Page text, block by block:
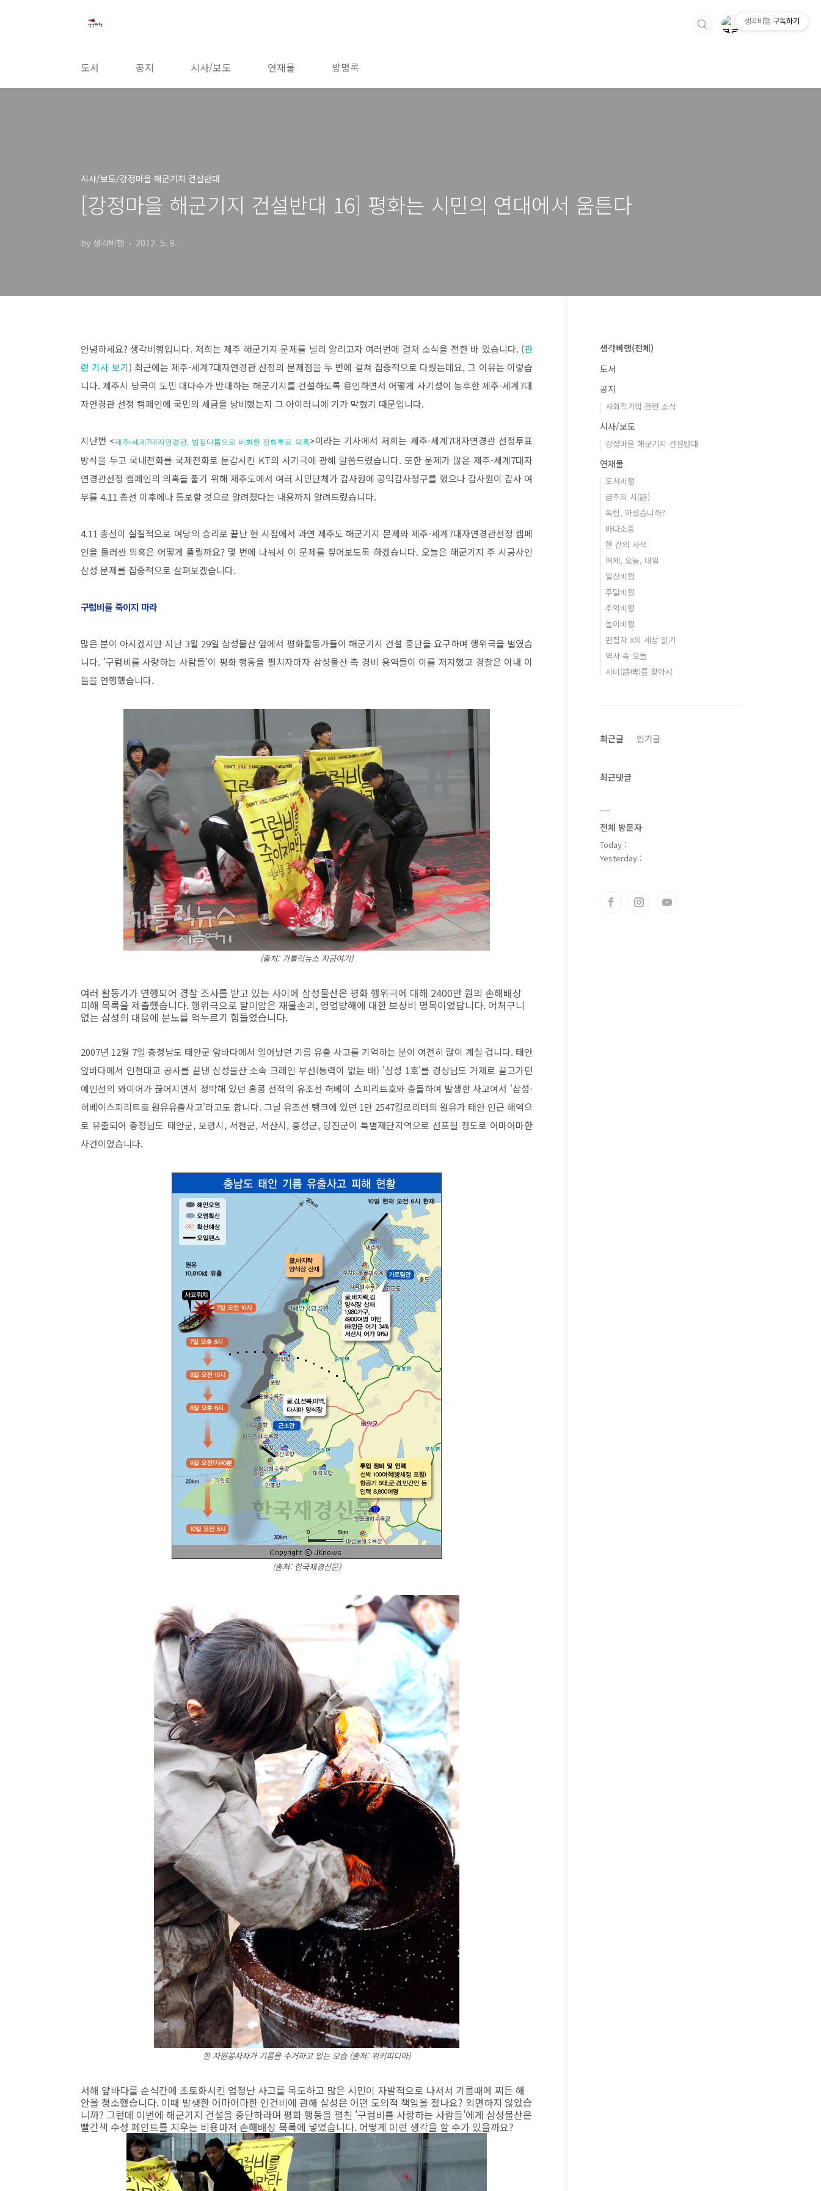
도서 공지 시사/보도 연재물 방명록
시사/보도/강정마을 해군기지 건설반대
[강정마을 해군기지 건설반대 16] 평화는 시민의 연대에서 움튼다
by 생각비행 2012. 5. 9.
안녕하세요? 생각비행입니다. 저희는 제주 해군기지 문제를 널리 알리고자 여러번에 걸쳐 소식을 전한 바 있습니다. (관
련 기사 보기) 최근에는 제주-세계7대자연경관 선정의 문제점을 두 번에 걸쳐 집중적으로 다뤘는데요, 그 이유는 이렇습
니다. 제주시 당국이 도민 대다수가 반대하는 해군기지를 건설하도록 용인하면서 어떻게 사기성이 농후한 제주-세계7대
자연경관 선정 캠페인에 국민의 세금을 낭비했는지 그 아이러니에 기가 막혔기 때문입니다.
지난번 <제주-세계7대자연경관, 법정다툼으로 비화한 전화투표 의혹>이라는 기사에서 저희는 제주-세계7대자연경관 선정투표
방식을 두고 국내전화를 국제전화로 둔갑시킨 KT의 사기극에 관해 말씀드렸습니다. 또한 문제가 많은 제주-세계7대자
연경관선정 캠페인의 의혹을 풀기 위해 제주도에서 여러 시민단체가 감사원에 공익감사청구를 했으나 감사원이 감사 여
부를 4.11 총선 이후에나 통보할 것으로 알려졌다는 내용까지 알려드렸습니다.
4.11 총선이 실질적으로 여당의 승리로 끝난 현 시점에서 과연 제주도 해군기지 문제와 제주-세계7대자연경관선정 캠페
인을 둘러싼 의혹은 어떻게 풀릴까요? 몇 번에 나눠서 이 문제를 짚어보도록 하겠습니다. 오늘은 해군기지 주 시공사인
삼성 문제를 집중적으로 살펴보겠습니다.
구럼비를 죽이지 마라
많은 분이 아시겠지만 지난 3월 29일 삼성물산 앞에서 평화활동가들이 해군기지 건설 중단을 요구하며 행위극을 벌였습
니다. '구럼비를 사랑하는 사람들'이 평화 행동을 펼치자마자 삼성물산 측 경비 용역들이 이를 저지했고 경찰은 이내 이
들을 연행했습니다.
(출처: 가톨릭뉴스 지금여기)
여러 활동가가 연행되어 경찰 조사를 받고 있는 사이에 삼성물산은 평화 행위극에 대해 2400만 원의 손해배상
피해 목록을 제출했습니다. 행위극으로 말미암은 재물손괴, 영업방해에 대한 보상비 명목이었답니다. 어처구니
없는 삼성의 대응에 분노를 억누르기 힘들었습니다.
2007년 12월 7일 충청남도 태안군 앞바다에서 일어났던 기름 유출 사고를 기억하는 분이 여전히 많이 계실 겁니다. 태안
앞바다에서 인천대교 공사를 끝낸 삼성물산 소속 크레인 부선(동력이 없는 배) '삼성 1호'를 경상남도 거제로 끌고가던
예인선의 와이어가 끊어지면서 정박해 있던 홍콩 선적의 유조선 허베이 스피리트호와 충돌하여 발생한 사고여서 '삼성-
허베이스피리트호 원유유출사고'라고도 합니다. 그날 유조선 탱크에 있던 1만 2547킬로리터의 원유가 태안 인근 해역으
로 유출되어 충청남도 태안군, 보령시, 서천군, 서산시, 홍성군, 당진군이 특별재단지역으로 선포될 정도로 어마어마한
사건이었습니다.
(출처: 한국재경신문)
한 자원봉사자가 기름을 수거하고 있는 모습 (출처: 위키피디아)
서해 앞바다를 순식간에 초토화시킨 엄청난 사고를 목도하고 많은 시민이 자발적으로 나서서 기름때에 찌든 해
안을 청소했습니다. 이때 발생한 어마어마한 인건비에 관해 삼성은 어떤 도의적 책임을 졌나요? 외면하지 않았습
니까? 그런데 이번에 해군기지 건설을 중단하라며 평화 행동을 펼친 '구럼비를 사랑하는 사람들'에게 삼성물산은
빨간색 수성 페인트를 지우는 비용마저 손해배상 목록에 넣었습니다. 어떻게 이런 생각을 할 수가 있을까요?
생각비행(전체)
도서
공지
사회적기업 관련 소식
시사/보도
강정마을 해군기지 건설반대
연재물
도서비행
금주의 시(詩)
독립, 하셨습니까?
바다소풍
한 칸의 사색
어제, 오늘, 내일
일상비행
주말비행
추억비행
놀이비행
편집자 X의 세상 읽기
역사 속 오늘
시비(詩碑)를 찾아서
최근글 인기글
최근댓글
전체 방문자
Today :
Yesterday :
생각비행 구독하기